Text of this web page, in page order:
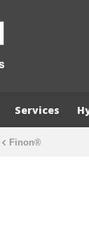
Services
Finon®